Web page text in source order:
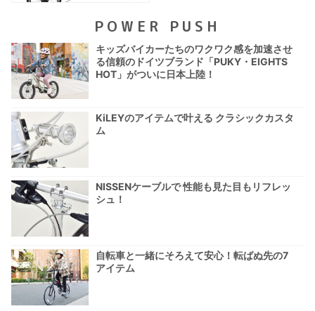
POWER PUSH
キッズバイカーたちのワクワク感を加速させ
る信頼のドイツブランド「PUKY・EIGHTS
HOT」がついに日本上陸！
KiLEYのアイテムで叶える クラシックカスタ
ム
NISSENケーブルで 性能も見た目もリフレッ
シュ！
自転車と一緒にそろえて安心！転ばぬ先の7
アイテム